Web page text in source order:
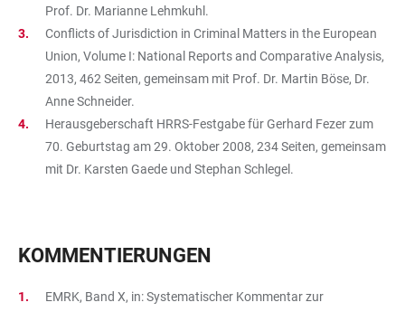
Prof. Dr. Marianne Lehmkuhl.
Conflicts of Jurisdiction in Criminal Matters in the European
Union, Volume I: National Reports and Comparative Analysis,
2013, 462 Seiten, gemeinsam mit Prof. Dr. Martin Böse, Dr.
Anne Schneider.
Herausgeberschaft HRRS-Festgabe für Gerhard Fezer zum
70. Geburtstag am 29. Oktober 2008, 234 Seiten, gemeinsam
mit Dr. Karsten Gaede und Stephan Schlegel.
KOMMENTIERUNGEN
EMRK, Band X, in: Systematischer Kommentar zur